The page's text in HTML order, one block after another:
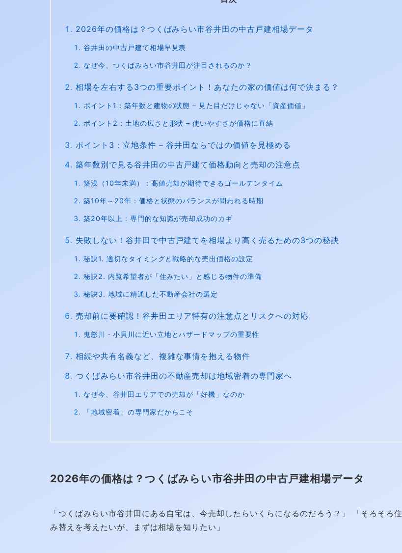
2026年の価格は？つくばみらい市谷井田の中古戸建相場データ
谷井田の中古戸建て相場早見表
なぜ今、つくばみらい市谷井田が注目されるのか？
相場を左右する3つの重要ポイント！あなたの家の価値は何で決まる？
ポイント1：築年数と建物の状態 – 見た目だけじゃない「資産価値」
ポイント2：土地の広さと形状 – 使いやすさが価格に直結
ポイント3：立地条件 – 谷井田ならではの価値を見極める
築年数別で見る谷井田の中古戸建て価格動向と売却の注意点
築浅（10年未満）：高値売却が期待できるゴールデンタイム
築10年～20年：価格と状態のバランスが問われる時期
築20年以上：専門的な知識が売却成功のカギ
失敗しない！谷井田で中古戸建てを相場より高く売るための3つの秘訣
秘訣1. 適切なタイミングと戦略的な売出価格の設定
秘訣2. 内覧希望者が「住みたい」と感じる物件の準備
秘訣3. 地域に精通した不動産会社の選定
売却前に要確認！谷井田エリア特有の注意点とリスクへの対応
鬼怒川・小貝川に近い立地とハザードマップの重要性
相続や共有名義など、複雑な事情を抱える物件
つくばみらい市谷井田の不動産売却は地域密着の専門家へ
なぜ今、谷井田エリアでの売却が「好機」なのか
「地域密着」の専門家だからこそ
2026年の価格は？つくばみらい市谷井田の中古戸建相場データ
「つくばみらい市谷井田にある自宅は、今売却したらいくらになるのだろう？」 「そろそろ住
み替えを考えたいが、まずは相場を知りたい」